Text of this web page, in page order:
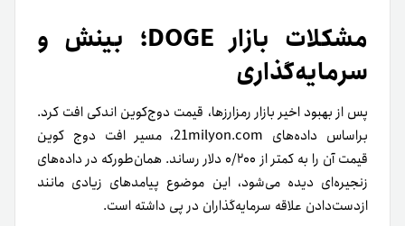
مشکلات بازار DOGE؛ بینش و
سرمایه‌گذاری
پس از بهبود اخیر بازار رمزارزها، قیمت دوج‌کوین اندکی افت کرد.
بر‌اساس داده‌های 21milyon.com، مسیر افت دوج کوین
قیمت آن را به کمتر از ۰/۲۰۰ دلار رساند. همان‌طور‌که در داده‌های
زنجیره‌ای دیده می‌شود، این موضوع پیامدهای زیادی مانند
ازدست‌دادن علاقه سرمایه‌گذاران در پی داشته است.